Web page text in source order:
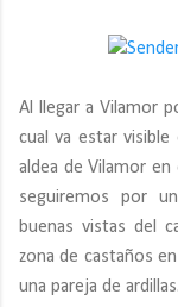
Al llegar a Vilamor
cual va estar
aldea de Vilamor
seguiremos por
buenas vistas del
zona de castaños
una pareja de ardillas.